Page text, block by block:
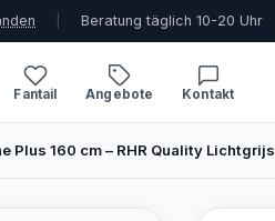
Beratung täglich 10-20 Uhr
Fantail Angebote Kontakt
Plus 160 cm – RHR Quality Lichtgrijs